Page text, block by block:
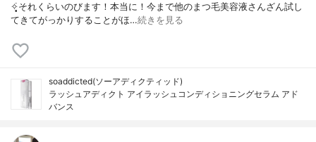
✧̣̥̇それくらいのびます！本当に！今まで他のまつ毛美容液さんざん試し
てきてがっかりすることがほ…続きを見る
soaddicted(ソーアディクティッド)
ラッシュアディクト アイラッシュコンディショニングセラム アド
バンス